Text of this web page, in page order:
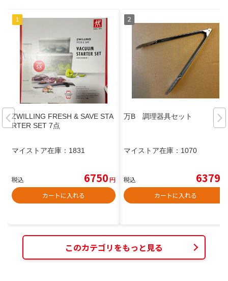
ZWILLING FRESH & SAVE STA
RTER SET 7点
マイストア在庫： 1831
税込 6750円
カートに入れる
万B 調理器具セット
マイストア在庫： 1070
税込 6379
カートに入れる
このカテゴリをもっと見る